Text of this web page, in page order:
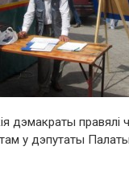
дэмакраты
у дэпутаты